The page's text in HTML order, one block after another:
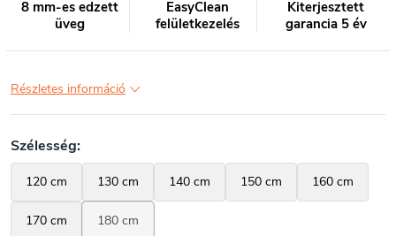
8 mm-es edzett
üveg
EasyClean
felületkezelés
Kiterjesztett
garancia 5 év
Részletes információ